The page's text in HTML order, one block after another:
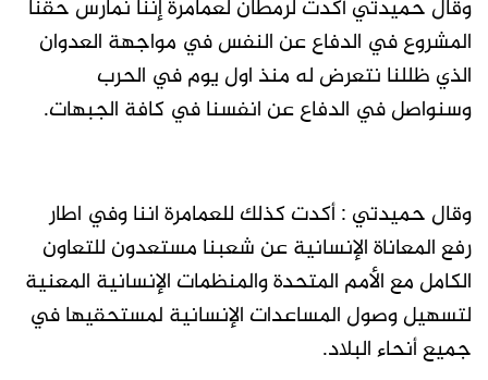
وقال حميدتي أكدت لرمطان لعمامرة إننا نمارس حقنا
المشروع في الدفاع عن النفس في مواجهة العدوان
الذي ظللنا نتعرض له منذ اول يوم في الحرب
وسنواصل في الدفاع عن انفسنا في كافة الجبهات.
وقال حميدتي : أكدت كذلك للعمامرة اننا وفي اطار
رفع المعاناة الإنسانية عن شعبنا مستعدون للتعاون
الكامل مع الأمم المتحدة والمنظمات الإنسانية المعنية
لتسهيل وصول المساعدات الإنسانية لمستحقيها في
جميع أنحاء البلاد.